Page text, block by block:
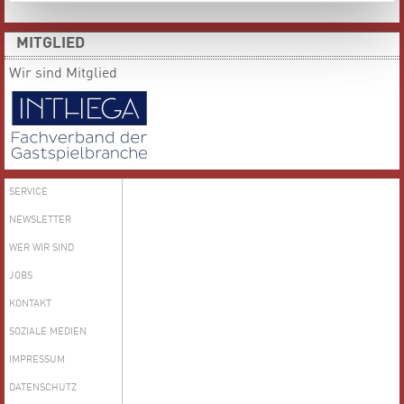
MITGLIED
Wir sind Mitglied
SERVICE
NEWSLETTER
WER WIR SIND
JOBS
KONTAKT
SOZIALE MEDIEN
IMPRESSUM
DATENSCHUTZ